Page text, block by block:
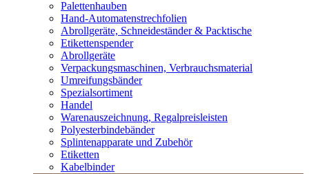
Palettenhauben
Hand-Automatenstrechfolien
Abrollgeräte, Schneideständer & Packtische
Etikettenspender
Abrollgeräte
Verpackungsmaschinen, Verbrauchsmaterial
Umreifungsbänder
Spezialsortiment
Handel
Warenauszeichnung, Regalpreisleisten
Polyesterbindebänder
Splintenapparate und Zubehör
Etiketten
Kabelbinder